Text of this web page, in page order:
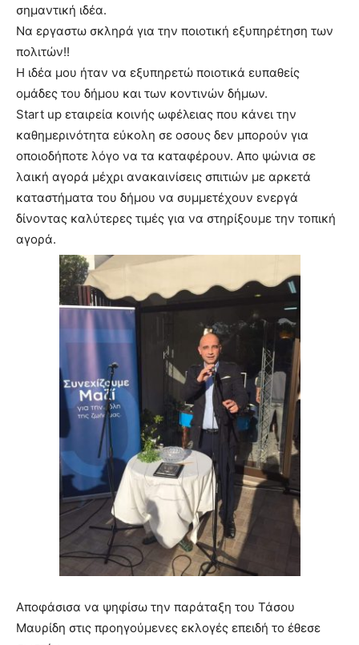
σημαντική ιδέα.
Να εργαστω σκληρά για την ποιοτική εξυπηρέτηση των
πολιτών!!
Η ιδέα μου ήταν να εξυπηρετώ ποιοτικά ευπαθείς
ομάδες του δήμου και των κοντινών δήμων.
Start up εταιρεία κοινής ωφέλειας που κάνει την
καθημερινότητα εύκολη σε οσους δεν μπορούν για
οποιοδήποτε λόγο να τα καταφέρουν. Απο ψώνια σε
λαική αγορά μέχρι ανακαινίσεις σπιτιών με αρκετά
καταστήματα του δήμου να συμμετέχουν ενεργά
δίνοντας καλύτερες τιμές για να στηρίξουμε την τοπική
αγορά.
Αποφάσισα να ψηφίσω την παράταξη του Τάσου
Μαυρίδη στις προηγούμενες εκλογές επειδή το έθεσε